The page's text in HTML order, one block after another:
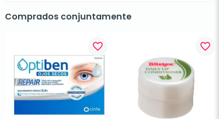
Comprados conjuntamente
favorite_border favorite_border